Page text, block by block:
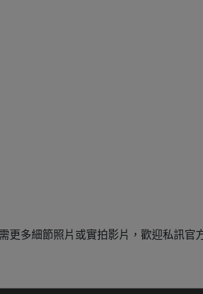
更多細節照片或實拍影片，歡迎私訊官